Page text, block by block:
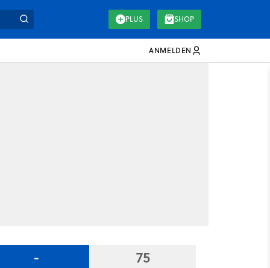
PLUS SHOP
ANMELDEN
- 75